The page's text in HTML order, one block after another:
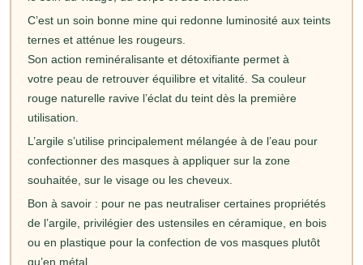
C’est un soin bonne mine qui redonne luminosité aux teints
ternes et atténue les rougeurs.
Son action reminéralisante et détoxifiante permet à
votre peau de retrouver équilibre et vitalité. Sa couleur
rouge naturelle ravive l’éclat du teint dès la première
utilisation.
L’argile s’utilise principalement mélangée à de l’eau pour
confectionner des masques à appliquer sur la zone
souhaitée, sur le visage ou les cheveux.
Bon à savoir : pour ne pas neutraliser certaines propriétés
de l’argile, privilégier des ustensiles en céramique, en bois
ou en plastique pour la confection de vos masques plutôt
qu’en métal.